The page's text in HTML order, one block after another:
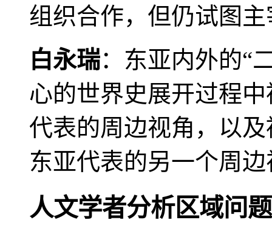
组织合作，但仍试图
白永瑞：东亚内外的“
心的世界史展开过程
代表的周边视角，以
东亚代表的另一个周
人文学者分析区域问题